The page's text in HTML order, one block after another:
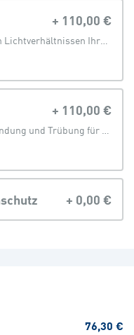
+ 110,00 €
Passt sich den Lichtverhältnissen Ihrer Umgebung an
+ 110,00 €
Reduziert Blendung und Trübung für eine klarere Sicht
+ 0,00 €
76,30 €